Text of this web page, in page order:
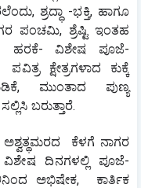
ಶ್ರದ್ಧಾ -ಭಕ್ತಿ, ಹಾಗೂ
ಹರಕೆ- ವಿಶೇಷ ಪೂಜೆ-
ಕ್ಷೇತ್ರಗಳಾದ ಕುಕ್ಕೆ
ಮುಂತಾದ  ಪುಣ್ಯ
ಬರುತ್ತಾರೆ.
ಕೆಳಗೆ ನಾಗರ
ವಿಶೇಷ ದಿನಗಳಲ್ಲಿ ಪೂಜೆ-
ಅಭಿಷೇಕ,  ಕಾರ್ತಿಕ